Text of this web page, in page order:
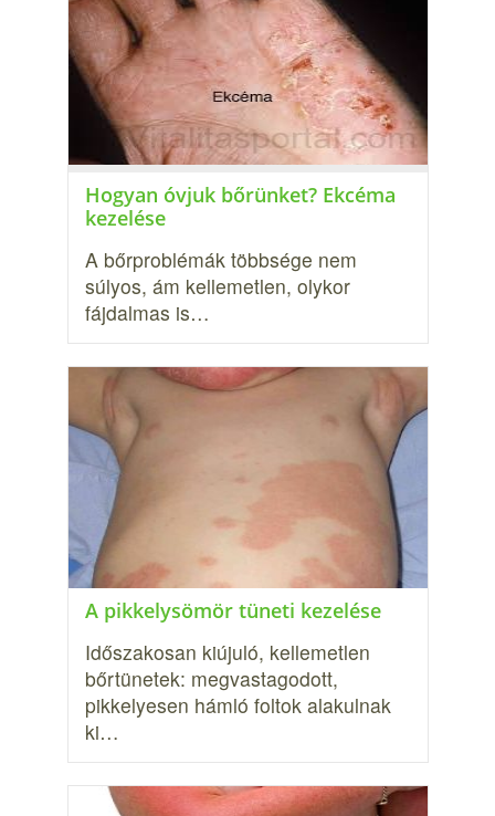
Hogyan óvjuk bőrünket? Ekcéma
kezelése
A bőrproblémák többsége nem
súlyos, ám kellemetlen, olykor
fájdalmas is…
A pikkelysömör tüneti kezelése
Időszakosan kiújuló, kellemetlen
bőrtünetek: megvastagodott,
pikkelyesen hámló foltok alakulnak
ki…